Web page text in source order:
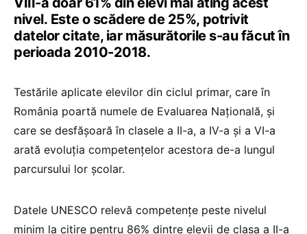
nivel. Este o scădere de 25%, potrivit
datelor citate, iar măsurătorile s-au făcut în
perioada 2010-2018.
Testările aplicate elevilor din ciclul primar, care în
România poartă numele de Evaluarea Naţională, şi
care se desfăşoară în clasele a II-a, a IV-a şi a VI-a
arată evoluţia competenţelor acestora de-a lungul
parcursului lor şcolar.
Datele UNESCO relevă competenţe peste nivelul
minim la citire pentru 86% dintre elevii de clasa a II-a